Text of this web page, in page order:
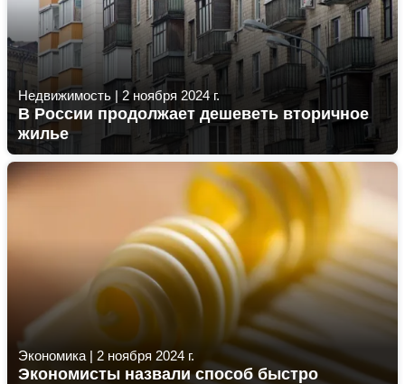
Недвижимость | 2 ноября 2024 г.
В России продолжает дешеветь вторичное
жилье
Экономика | 2 ноября 2024 г.
Экономисты назвали способ быстро